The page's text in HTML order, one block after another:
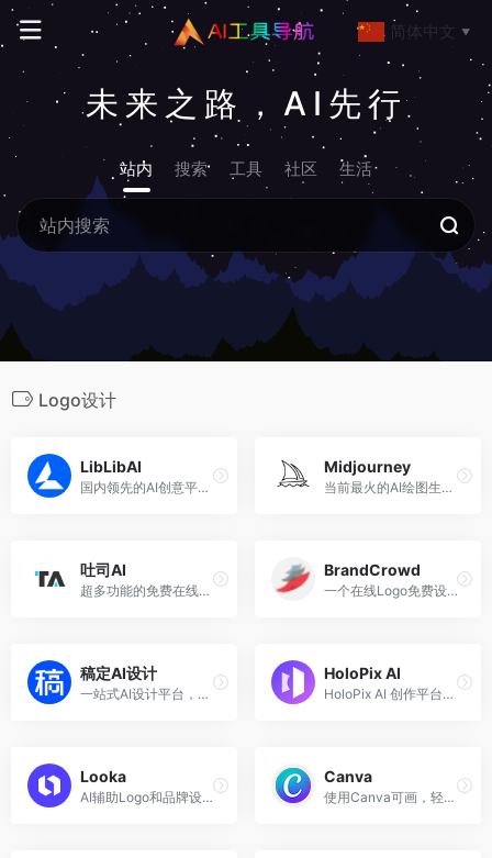
未来之路，AI先行
站内 搜索 工具 社区 生活
Logo设计
LibLibAI
国内领先的AI创意平台，以海量模型、低门槛操作与“创作-分享-商业化”生态，让小白与专业创作者都能高效实现图文乃至视频创意表达。
Midjourney
当前最火的AI绘图生成工具，可以根据文本提示生成华丽的视觉图片。
吐司AI
超多功能的免费在线生图网站！拥有全网更齐全的模型库，0门槛使用！
BrandCrowd
一个在线Logo免费设计生成器
稿定AI设计
一站式AI设计平台，全面的图片处理、设计工具。
HoloPix AI
HoloPix AI 创作平台，游戏动漫设计的创意助推器
Looka
AI辅助Logo和品牌设计工具
Canva
使用Canva可画，轻松创建专业设计
简体中文 ▼